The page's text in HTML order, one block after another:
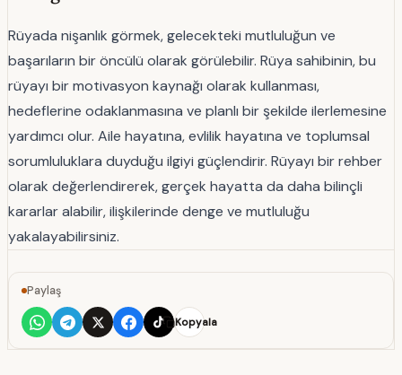
Rüyada nişanlık görmek, gelecekteki mutluluğun ve
başarıların bir öncülü olarak görülebilir. Rüya sahibinin, bu
rüyayı bir motivasyon kaynağı olarak kullanması,
hedeflerine odaklanmasına ve planlı bir şekilde ilerlemesine
yardımcı olur. Aile hayatına, evlilik hayatına ve toplumsal
sorumluluklara duyduğu ilgiyi güçlendirir. Rüyayı bir rehber
olarak değerlendirerek, gerçek hayatta da daha bilinçli
kararlar alabilir, ilişkilerinde denge ve mutluluğu
yakalayabilirsiniz.
Paylaş
Kopyala